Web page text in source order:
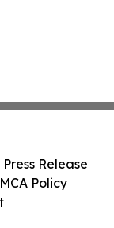
Release
Policy